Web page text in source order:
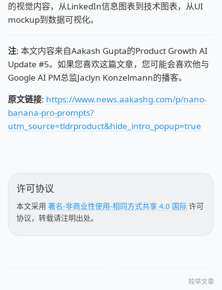
的视觉内容，从LinkedIn信息图表到技术图表，从UI
mockup到数据可视化。
注: 本文内容来自Aakash Gupta的Product Growth AI
Update #5。如果您喜欢这篇文章，您可能会喜欢他与
Google AI PM总监Jaclyn Konzelmann的播客。
原文链接: https://www.news.aakashg.com/p/nano-
banana-pro-prompts?
utm_source=tldrproduct&hide_intro_popup=true
许可协议
本文采用 署名-非商业性使用-相同方式共享 4.0 国际 许可
协议，转载请注明出处。
较早文章